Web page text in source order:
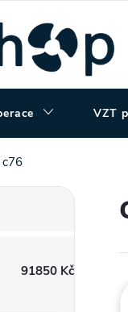
VZT
c76
91850 Kč